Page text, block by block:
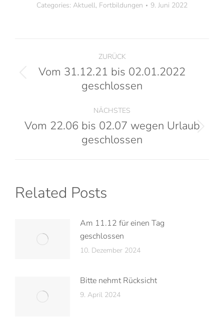
Categories: Aktuell, Fortbildungen 9. Juni 2022
ZURÜCK
Vom 31.12.21 bis 02.01.2022
geschlossen
NÄCHSTES
Vom 22.06 bis 02.07 wegen Urlaub
geschlossen
Related Posts
Am 11.12 für einen Tag
geschlossen
10. Dezember 2024
Bitte nehmt Rücksicht
9. April 2024